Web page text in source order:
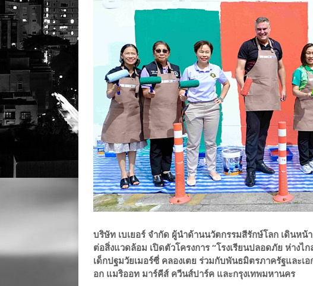
บริษัท เบเยอร์ จำกัด ผู้นำด้านนวัตกรรมสีรักษ์โลก เดินห
ต่อสิ่งแวดล้อม เปิดตัวโครงการ “โรงเรียนปลอดภัย ห่าง
เด็กปฐมวัยเมอร์ซี่ คลองเตย ร่วมกับพันธมิตรภาครัฐและ
อก แมริออท มาร์คีส์ ควีนส์ปาร์ค และกรุงเทพมหานคร